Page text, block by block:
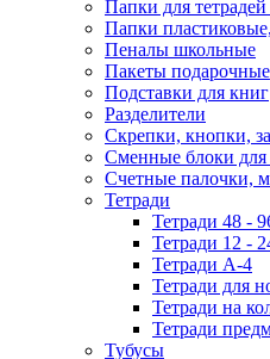
Папки для тетрадей
Папки
Пеналы школьные
Пакеты подарочные
Подставки для книг
Разделители
Скрепки, кнопки,
Сменные блоки для
Счетные палочки,
Тетради
Тетради 48 -
Тетради 12 -
Тетради А-4
Тетради для
Тетради на
Тетради
Тубусы